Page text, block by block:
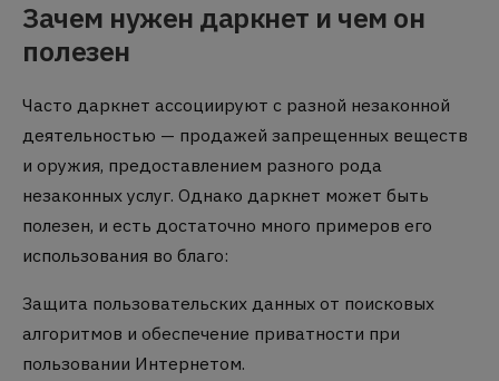
Зачем нужен даркнет и чем он
полезен
Часто даркнет ассоциируют с разной незаконной
деятельностью — продажей запрещенных веществ
и оружия, предоставлением разного рода
незаконных услуг. Однако даркнет может быть
полезен, и есть достаточно много примеров его
использования во благо:
Защита пользовательских данных от поисковых
алгоритмов и обеспечение приватности при
пользовании Интернетом.